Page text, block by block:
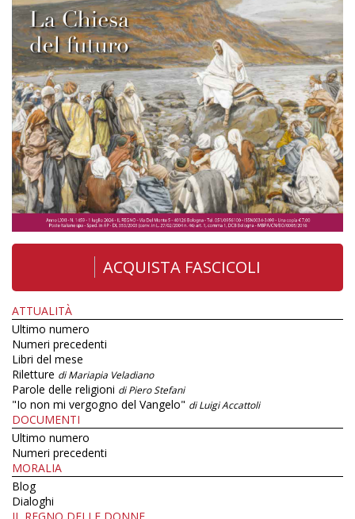
ACQUISTA FASCICOLI
ATTUALITÀ
Ultimo numero
Numeri precedenti
Libri del mese
Riletture di Mariapia Veladiano
Parole delle religioni di Piero Stefani
"Io non mi vergogno del Vangelo" di Luigi Accattoli
DOCUMENTI
Ultimo numero
Numeri precedenti
MORALIA
Blog
Dialoghi